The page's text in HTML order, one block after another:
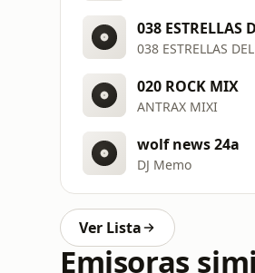
038 ESTRELLAS
038 ESTRELLAS
020 ROCK MIX
ANTRAX MIXI
wolf news 24a
DJ Memo
Ver Lista
Emisoras